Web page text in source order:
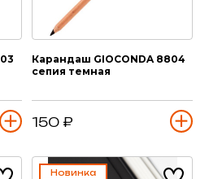
Карандаш GIOCONDA 8804
сепия темная
150 ₽
Новинка